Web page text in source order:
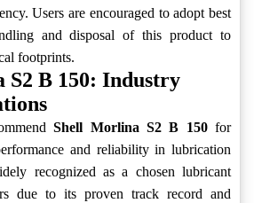
Users are encouraged to adopt best
and disposal of this product to
footprints.
S2 B 150: Industry
Shell Morlina S2 B 150for
and reliability in lubrication
recognized as a chosen lubricant
due to its proven track record and